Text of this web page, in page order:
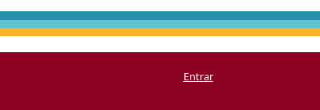
Entrar